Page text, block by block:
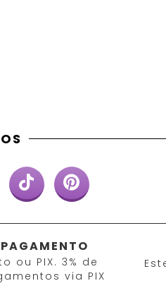
ou PIX. 3% de
via PIX